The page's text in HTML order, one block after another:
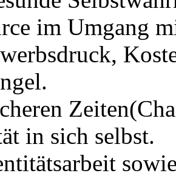
im Umgang
in sich selbst.